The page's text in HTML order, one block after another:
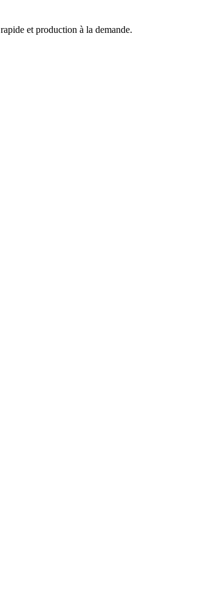
et production à la demande.